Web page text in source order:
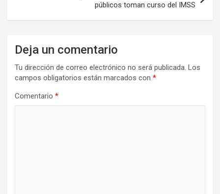
públicos toman curso del IMSS
Deja un comentario
Tu dirección de correo electrónico no será publicada. Los
campos obligatorios están marcados con *
Comentario *